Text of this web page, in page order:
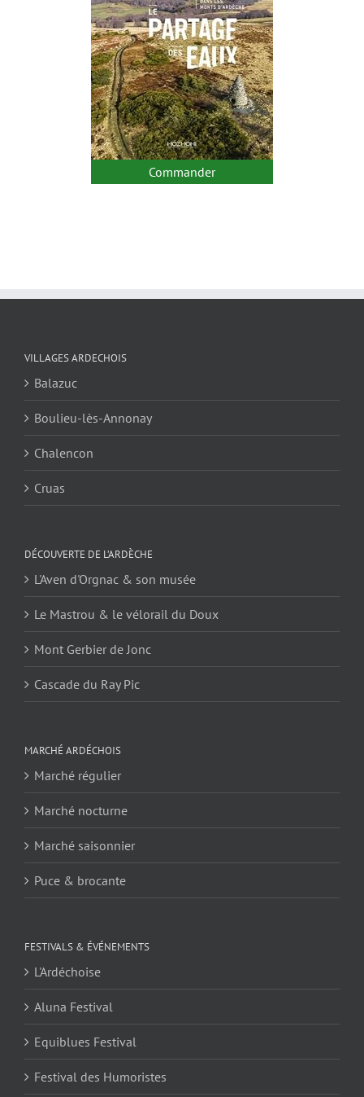
Commander
VILLAGES ARDECHOIS
Balazuc
Boulieu-lès-Annonay
Chalencon
Cruas
DÉCOUVERTE DE L’ARDÈCHE
L'Aven d'Orgnac & son musée
Le Mastrou & le vélorail du Doux
Mont Gerbier de Jonc
Cascade du Ray Pic
MARCHÉ ARDÉCHOIS
Marché régulier
Marché nocturne
Marché saisonnier
Puce & brocante
FESTIVALS & ÉVÉNEMENTS
L'Ardéchoise
Aluna Festival
Equiblues Festival
Festival des Humoristes